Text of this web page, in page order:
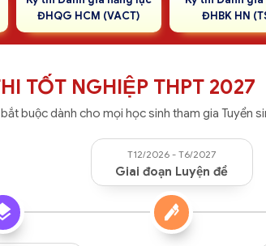
TỐT NGHIỆP THPT 2027
buộc dành cho mọi học sinh tham gia Tuyển
T12/2026 - T6/2027
Giai đoạn Luyện đề
ĐHQG HCM (VACT)
ĐHBK HN